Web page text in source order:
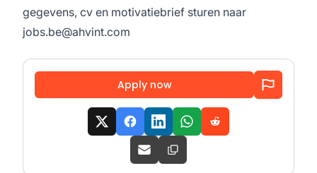
gegevens, cv en motivatiebrief sturen naar
jobs.be@ahvint.com
Apply now